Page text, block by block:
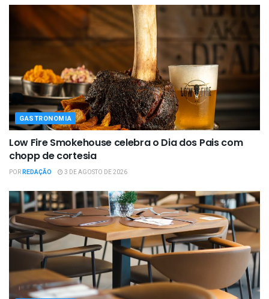
GASTRONOMIA
Low Fire Smokehouse celebra o Dia dos Pais com
chopp de cortesia
PORREDAÇÃO 3 DE AGOSTO DE 2026